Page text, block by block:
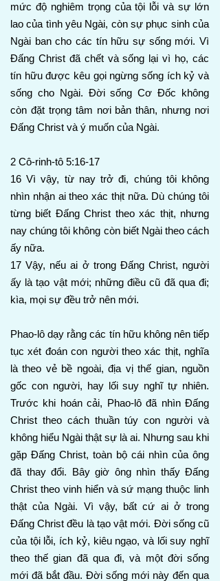
mức độ nghiêm trọng của tội lỗi và sự lớn
lao của tình yêu Ngài, còn sự phục sinh của
Ngài ban cho các tín hữu sự sống mới. Vì
Đấng Christ đã chết và sống lại vì họ, các
tín hữu được kêu gọi ngừng sống ích kỷ và
sống cho Ngài. Đời sống Cơ Đốc không
còn đặt trọng tâm nơi bản thân, nhưng nơi
Đấng Christ và ý muốn của Ngài.
2 Cô-rinh-tô 5:16-17
16 Vì vậy, từ nay trở đi, chúng tôi không
nhìn nhận ai theo xác thịt nữa. Dù chúng tôi
từng biết Đấng Christ theo xác thịt, nhưng
nay chúng tôi không còn biết Ngài theo cách
ấy nữa.
17 Vậy, nếu ai ở trong Đấng Christ, người
ấy là tạo vật mới; những điều cũ đã qua đi;
kìa, mọi sự đều trở nên mới.
Phao-lô dạy rằng các tín hữu không nên tiếp
tục xét đoán con người theo xác thịt, nghĩa
là theo vẻ bề ngoài, địa vị thế gian, nguồn
gốc con người, hay lối suy nghĩ tự nhiên.
Trước khi hoán cải, Phao-lô đã nhìn Đấng
Christ theo cách thuần túy con người và
không hiểu Ngài thật sự là ai. Nhưng sau khi
gặp Đấng Christ, toàn bộ cái nhìn của ông
đã thay đổi. Bây giờ ông nhìn thấy Đấng
Christ theo vinh hiển và sứ mạng thuộc linh
thật của Ngài. Vì vậy, bất cứ ai ở trong
Đấng Christ đều là tạo vật mới. Đời sống cũ
của tội lỗi, ích kỷ, kiêu ngạo, và lối suy nghĩ
theo thế gian đã qua đi, và một đời sống
mới đã bắt đầu. Đời sống mới này đến qua